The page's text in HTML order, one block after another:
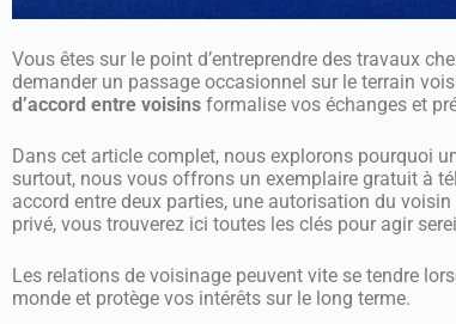
Vous êtes sur le point d’entreprendre des travaux
demander un passage occasionnel sur le terrain
d’accord entre voisins formalise vos échanges et
Dans cet article complet, nous explorons pourquoi
surtout, nous vous offrons un exemplaire gratuit à
accord entre deux parties, une autorisation du
privé, vous trouverez ici toutes les clés pour agir
Les relations de voisinage peuvent vite se tendre
monde et protège vos intérêts sur le long terme.